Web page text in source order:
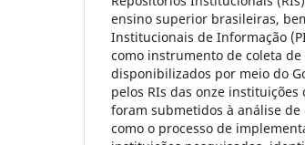
ensino superior brasileiras,
Institucionais de Informação
como instrumento de coleta
disponibilizados por meio do
pelos RIs das onze
foram submetidos à análise
como o processo de